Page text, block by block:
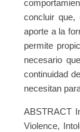
concluir que,
aporte a la
permite
necesario
continuidad
necesitan
ABSTRACT
Violence,